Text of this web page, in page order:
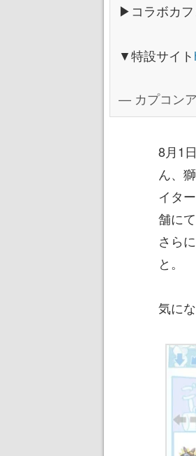
▶コラボカフ
▼特設サイト
— カプコン
8月1
ん、
イタ
舗に
さら
と。
気に